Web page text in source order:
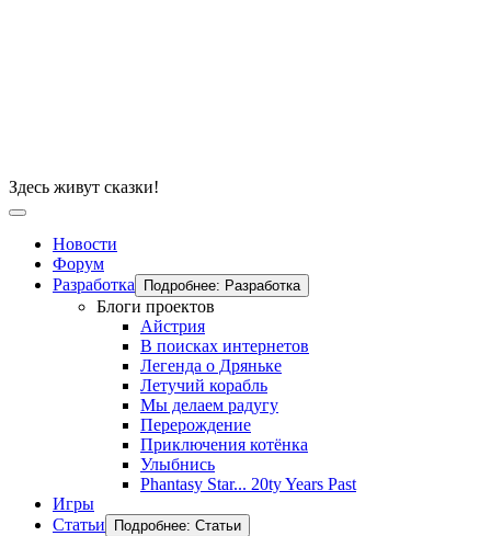
Здесь живут сказки!
Новости
Форум
Разработка
Подробнее: Разработка
Блоги проектов
Айстрия
В поисках интернетов
Легенда о Дряньке
Летучий корабль
Мы делаем радугу
Перерождение
Приключения котёнка
Улыбнись
Phantasy Star... 20ty Years Past
Игры
Статьи
Подробнее: Статьи